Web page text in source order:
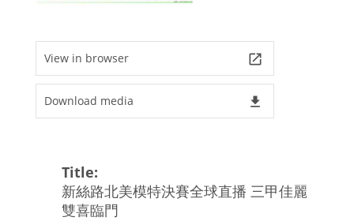
View in browser launch
Download media file_download
Title:
新絲路北美模特決賽全球直播 三甲佳麗
雙喜臨門